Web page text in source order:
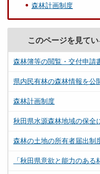
森林計画制度
このページを見て
森林簿等の閲覧・交付申請
県内民有林の森林情報を公
森林計画制度
秋田県水源森林地域の保全
森林の土地の所有者届出制
「秋田県意欲と能力のあ